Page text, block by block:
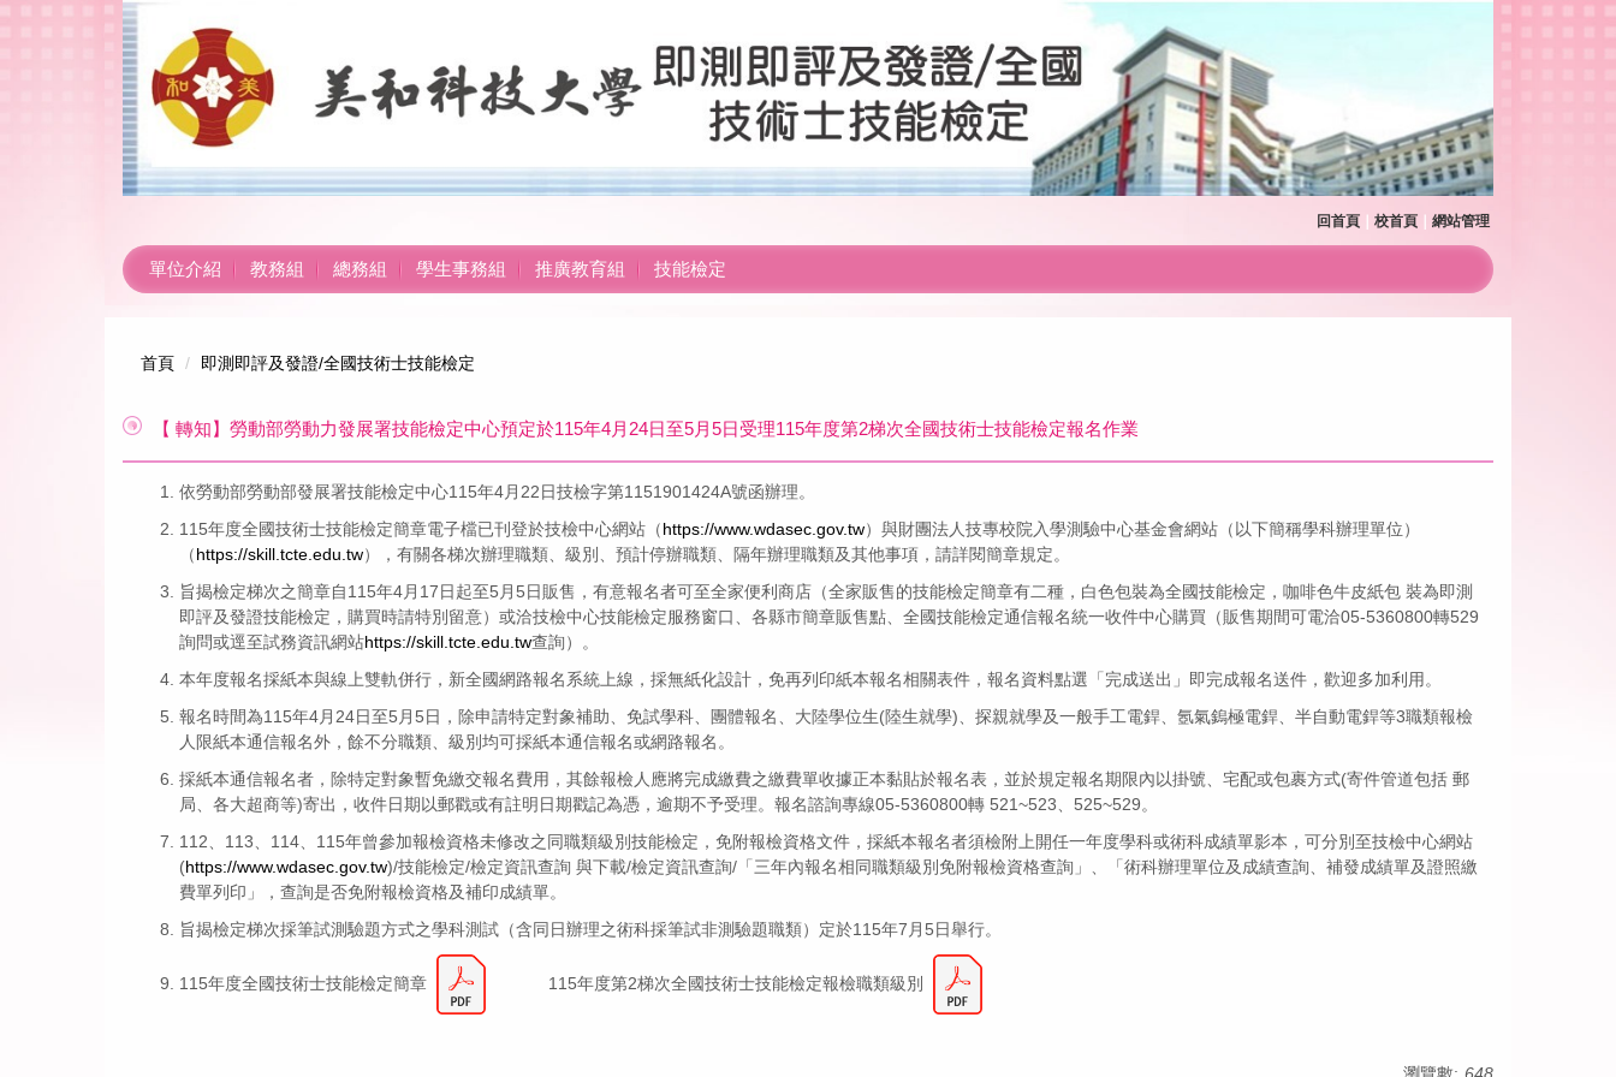
回首頁 校首頁 網站管理
單位介紹 教務組 總務組 學生事務組 推廣教育組 技能檢定
首頁 即測即評及發證/全國技術士技能檢定
【 轉知】勞動部勞動力發展署技能檢定中心預定於115年4月24日至5月5日受理115年度第2梯次全國技術士技能檢定報名作業
依勞動部勞動部發展署技能檢定中心115年4月22日技檢字第1151901424A號函辦理。
115年度全國技術士技能檢定簡章電子檔已刊登於技檢中心網站（https://www.wdasec.gov.tw）與財團法人技專校院入學測驗中心基金會網站（以下簡稱學科辦理單位）
（https://skill.tcte.edu.tw），有關各梯次辦理職類、級別、預計停辦職類、隔年辦理職類及其他事項，請詳閱簡章規定。
旨揭檢定梯次之簡章自115年4月17日起至5月5日販售，有意報名者可至全家便利商店（全家販售的技能檢定簡章有二種，白色包裝為全國技能檢定，咖啡色牛皮紙包 裝為即測
即評及發證技能檢定，購買時請特別留意）或洽技檢中心技能檢定服務窗口、各縣市簡章販售點、全國技能檢定通信報名統一收件中心購買（販售期間可電洽05-5360800轉529
詢問或逕至試務資訊網站https://skill.tcte.edu.tw查詢）。
本年度報名採紙本與線上雙軌併行，新全國網路報名系統上線，採無紙化設計，免再列印紙本報名相關表件，報名資料點選「完成送出」即完成報名送件，歡迎多加利用。
報名時間為115年4月24日至5月5日，除申請特定對象補助、免試學科、團體報名、大陸學位生(陸生就學)、探親就學及一般手工電銲、氬氣鎢極電銲、半自動電銲等3職類報檢
人限紙本通信報名外，餘不分職類、級別均可採紙本通信報名或網路報名。
採紙本通信報名者，除特定對象暫免繳交報名費用，其餘報檢人應將完成繳費之繳費單收據正本黏貼於報名表，並於規定報名期限內以掛號、宅配或包裹方式(寄件管道包括 郵
局、各大超商等)寄出，收件日期以郵戳或有註明日期戳記為憑，逾期不予受理。報名諮詢專線05-5360800轉 521~523、525~529。
112、113、114、115年曾參加報檢資格未修改之同職類級別技能檢定，免附報檢資格文件，採紙本報名者須檢附上開任一年度學科或術科成績單影本，可分別至技檢中心網站
(https://www.wdasec.gov.tw)/技能檢定/檢定資訊查詢 與下載/檢定資訊查詢/「三年內報名相同職類級別免附報檢資格查詢」、「術科辦理單位及成績查詢、補發成績單及證照繳
費單列印」，查詢是否免附報檢資格及補印成績單。
旨揭檢定梯次採筆試測驗題方式之學科測試（含同日辦理之術科採筆試非測驗題職類）定於115年7月5日舉行。
115年度全國技術士技能檢定簡章 115年度第2梯次全國技術士技能檢定報檢職類級別